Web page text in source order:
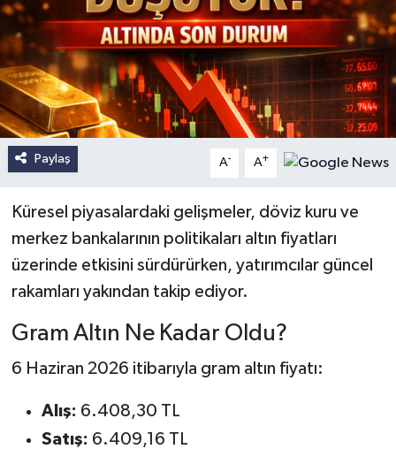
Paylaş A- A+
Küresel piyasalardaki gelişmeler, döviz kuru ve
merkez bankalarının politikaları altın fiyatları
üzerinde etkisini sürdürürken, yatırımcılar güncel
rakamları yakından takip ediyor.
Gram Altın Ne Kadar Oldu?
6 Haziran 2026 itibarıyla gram altın fiyatı:
Alış: 6.408,30 TL
Satış: 6.409,16 TL